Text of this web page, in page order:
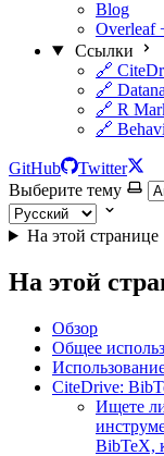
Blog
Overleaf
Ссылки
🔗
🔗
🔗 R
🔗
GitHub
Twitter
Выберите тему
На этой странице
На этой
Обзор
Общее
CiteDrive:
Ищете
BibTeX,